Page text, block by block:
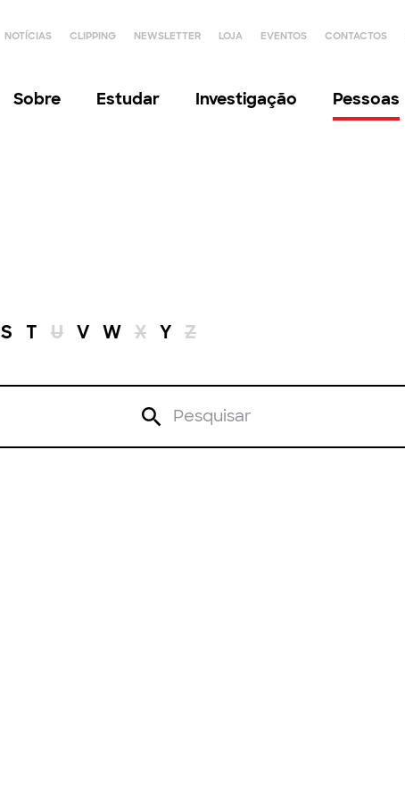
NOTÍCIAS CLIPPING NEWSLETTER LOJA EVENTOS CONTACTOS
Sobre Estudar Investigação Pessoas
S T U V W X Y Z